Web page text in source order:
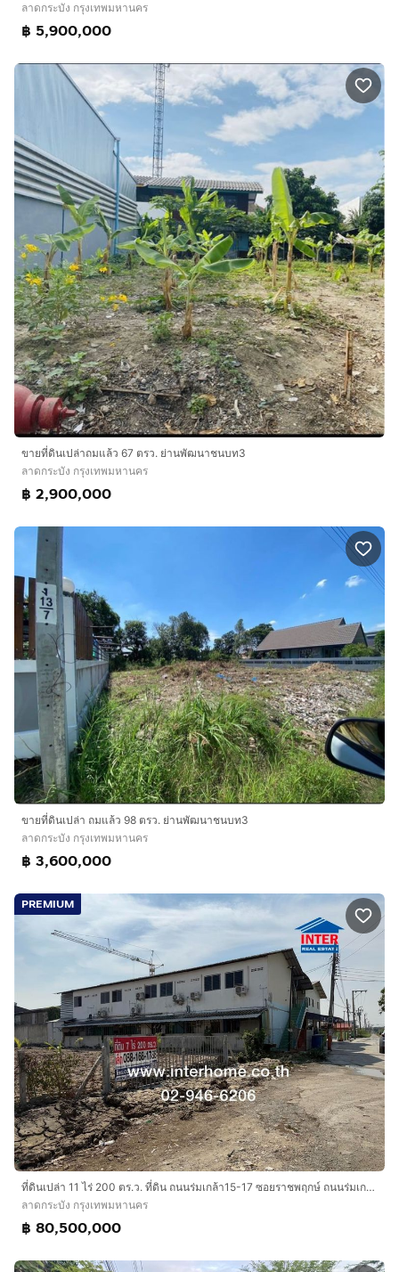
ลาดกระบัง กรุงเทพมหานคร
฿ 5,900,000
ขายที่ดินเปล่าถมแล้ว 67 ตรว. ย่านพัฒนาชนบท3
ลาดกระบัง กรุงเทพมหานคร
฿ 2,900,000
ขายที่ดินเปล่า ถมแล้ว 98 ตรว. ย่านพัฒนาชนบท3
ลาดกระบัง กรุงเทพมหานคร
฿ 3,600,000
PREMIUM
ที่ดินเปล่า 11 ไร่ 200 ตร.ว. ที่ดิน ถนนร่มเกล้า15-17 ซอยราชพฤกษ์ ถนนร่มเกล้า15-17 ถนนรามคำแหง เขตลาดกระบัง กรุงเทพมหานคร
ลาดกระบัง กรุงเทพมหานคร
฿ 80,500,000